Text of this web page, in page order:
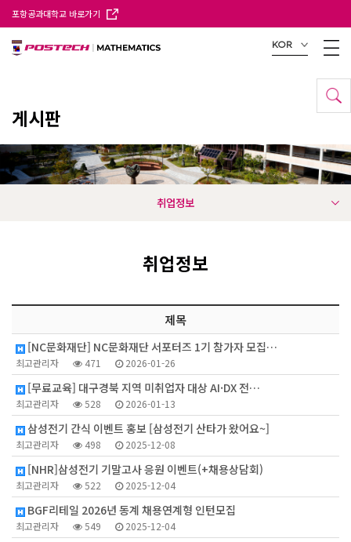
포항공과대학교 바로가기
KOR
게시판
취업정보
취업정보
제목
[NC문화재단] NC문화재단 서포터즈 1기 참가자 모집…
최고관리자 471 2026-01-26
[무료교육] 대구경북 지역 미취업자 대상 AI·DX 전…
최고관리자 528 2026-01-13
삼성전기 간식 이벤트 홍보 [삼성전기 산타가 왔어요~]
최고관리자 498 2025-12-08
[NHR]삼성전기 기말고사 응원 이벤트(+채용상담회)
최고관리자 522 2025-12-04
BGF리테일 2026년 동계 채용연계형 인턴모집
최고관리자 549 2025-12-04